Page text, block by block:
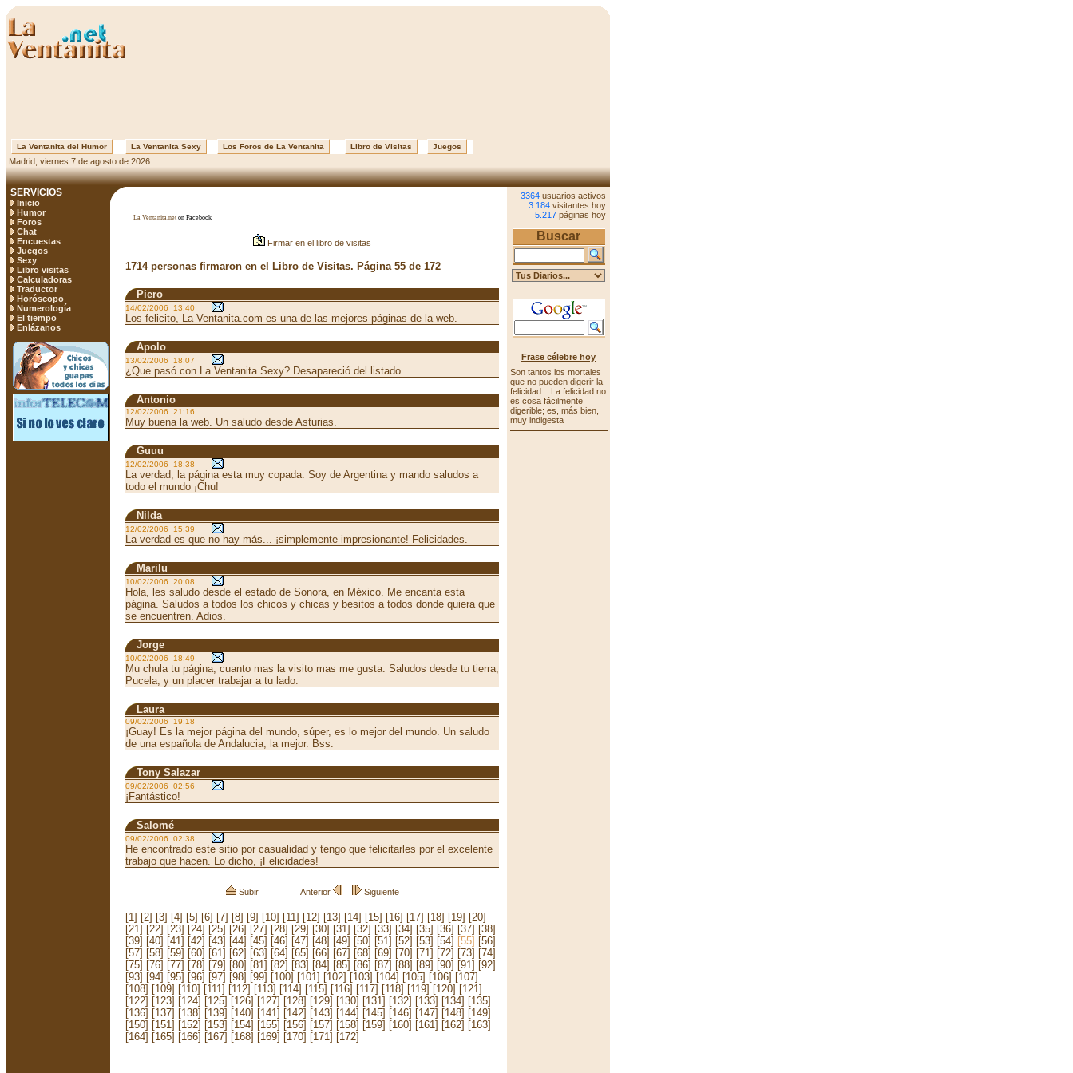
La Ventanita del Humor La Ventanita Sexy Los Foros de La Ventanita Libro de Visitas Juegos
Madrid, viernes 7 de agosto de 2026
SERVICIOS
Inicio
Humor
Foros
Chat
Encuestas
Juegos
Sexy
Libro visitas
Calculadoras
Traductor
Horóscopo
Numerología
El tiempo
Enlázanos
La Ventanita.net on Facebook
Firmar en el libro de visitas
1714 personas firmaron en el Libro de Visitas. Página 55 de 172
Piero
14/02/2006 13:40
Los felicito, La Ventanita.com es una de las mejores páginas de la web.
Apolo
13/02/2006 18:07
¿Que pasó con La Ventanita Sexy? Desapareció del listado.
Antonio
12/02/2006 21:16
Muy buena la web. Un saludo desde Asturias.
Guuu
12/02/2006 18:38
La verdad, la página esta muy copada. Soy de Argentina y mando saludos a
todo el mundo ¡Chu!
Nilda
12/02/2006 15:39
La verdad es que no hay más... ¡simplemente impresionante! Felicidades.
Marilu
10/02/2006 20:08
Hola, les saludo desde el estado de Sonora, en México. Me encanta esta
página. Saludos a todos los chicos y chicas y besitos a todos donde quiera que
se encuentren. Adios.
Jorge
10/02/2006 18:49
Mu chula tu página, cuanto mas la visito mas me gusta. Saludos desde tu tierra,
Pucela, y un placer trabajar a tu lado.
Laura
09/02/2006 19:18
¡Guay! Es la mejor página del mundo, súper, es lo mejor del mundo. Un saludo
de una española de Andalucia, la mejor. Bss.
Tony Salazar
09/02/2006 02:56
¡Fantástico!
Salomé
09/02/2006 02:38
He encontrado este sitio por casualidad y tengo que felicitarles por el excelente
trabajo que hacen. Lo dicho, ¡Felicidades!
Subir Anterior Siguiente
[1] [2] [3] [4] [5] [6] [7] [8] [9] [10] [11] [12] [13] [14] [15] [16] [17] [18] [19] [20]
[21] [22] [23] [24] [25] [26] [27] [28] [29] [30] [31] [32] [33] [34] [35] [36] [37] [38]
[39] [40] [41] [42] [43] [44] [45] [46] [47] [48] [49] [50] [51] [52] [53] [54] [55] [56]
[57] [58] [59] [60] [61] [62] [63] [64] [65] [66] [67] [68] [69] [70] [71] [72] [73] [74]
[75] [76] [77] [78] [79] [80] [81] [82] [83] [84] [85] [86] [87] [88] [89] [90] [91] [92]
[93] [94] [95] [96] [97] [98] [99] [100] [101] [102] [103] [104] [105] [106] [107]
[108] [109] [110] [111] [112] [113] [114] [115] [116] [117] [118] [119] [120] [121]
[122] [123] [124] [125] [126] [127] [128] [129] [130] [131] [132] [133] [134] [135]
[136] [137] [138] [139] [140] [141] [142] [143] [144] [145] [146] [147] [148] [149]
[150] [151] [152] [153] [154] [155] [156] [157] [158] [159] [160] [161] [162] [163]
[164] [165] [166] [167] [168] [169] [170] [171] [172]
3364 usuarios activos
3.184 visitantes hoy
5.217 páginas hoy
Buscar
Frase célebre hoy
Son tantos los mortales
que no pueden digerir la
felicidad... La felicidad no
es cosa fácilmente
digerible; es, más bien,
muy indigesta